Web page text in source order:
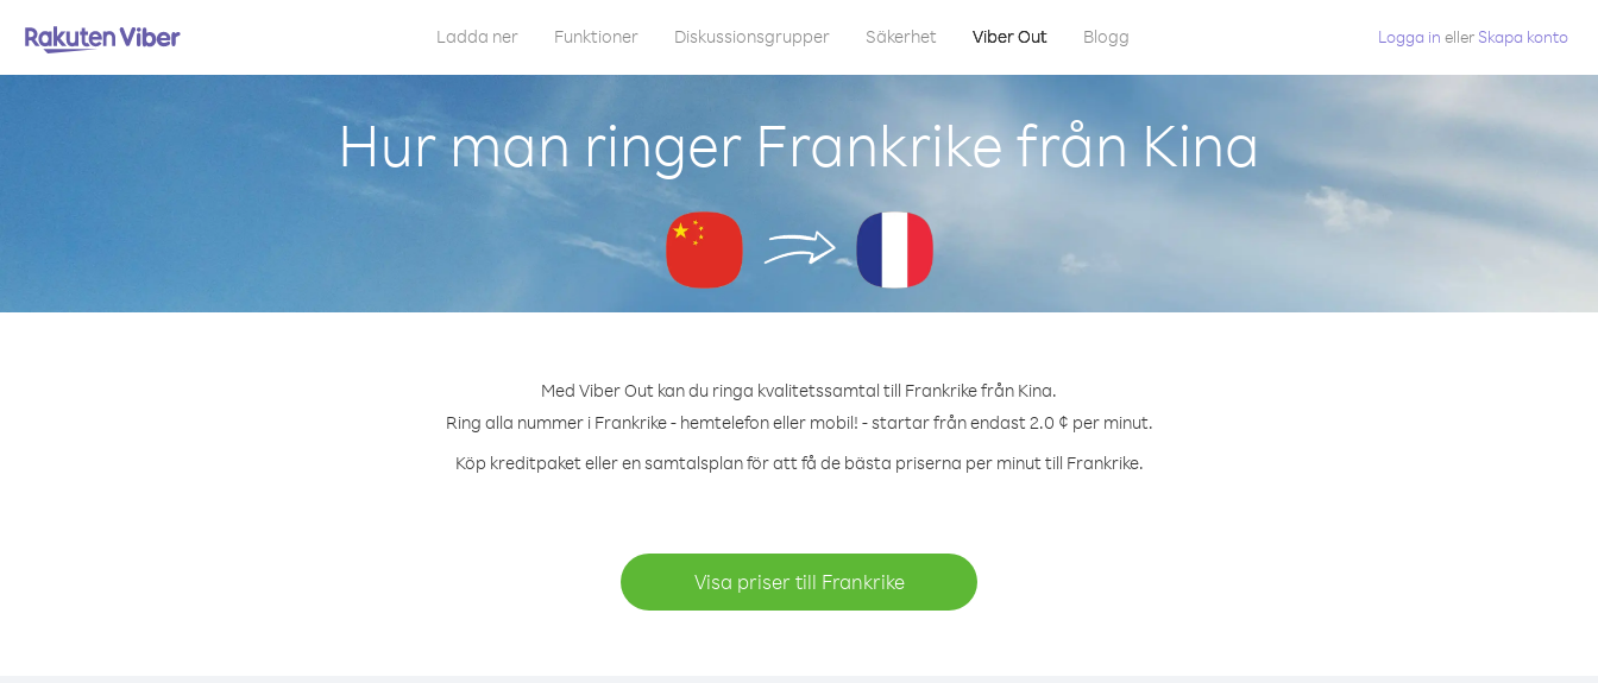
Ladda ner Funktioner Diskussionsgrupper Säkerhet Viber Out Blogg Logga in eller Skapa konto
Hur man ringer Frankrike från Kina
Med Viber Out kan du ringa kvalitetssamtal till Frankrike från Kina.
Ring alla nummer i Frankrike - hemtelefon eller mobil! - startar från endast 2.0 ¢ per minut.
Köp kreditpaket eller en samtalsplan för att få de bästa priserna per minut till Frankrike.
Visa priser till Frankrike